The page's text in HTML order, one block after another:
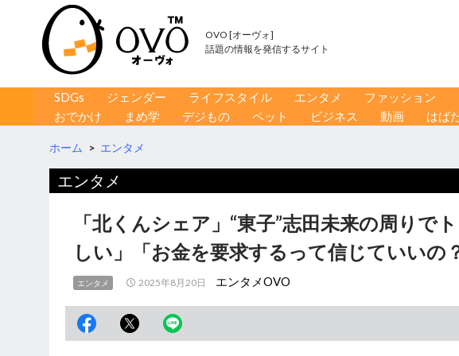
OVO [オーヴォ]
話題の情報を発信するサイト
コンテンツへ移動
SDGs ジェンダー ライフスタイル エンタメ ファッション
おでかけ
まめ学 デジもの ペット ビジネス 動画 はば
ホーム > エンタメ
エンタメ
「北くんシェア」“東子”志田未来の周りで
しい」「お金を要求するって信じていいの
エンタメ 2025年8月20日 エンタメOVO